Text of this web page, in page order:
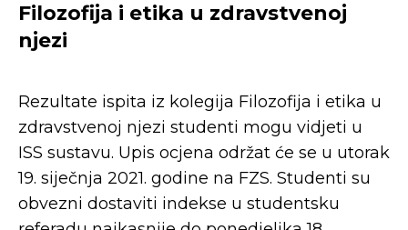
Filozofija i etika u zdravstvenoj
njezi
Rezultate ispita iz kolegija Filozofija i etika u
zdravstvenoj njezi studenti mogu vidjeti u
ISS sustavu. Upis ocjena održat će se u utorak
19. siječnja 2021. godine na FZS. Studenti su
obvezni dostaviti indekse u studentsku